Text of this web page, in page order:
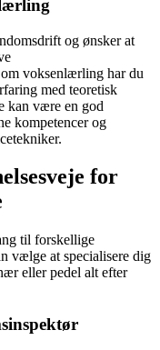
og ønsker at
voksenlærling har du
med teoretisk
kan være en god
kompetencer og
for
til forskellige
vælge at specialisere dig
eller pedel alt efter